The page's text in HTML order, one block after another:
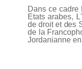
Dans ce
Etats arabes,
de droit et des
de la
Jordanianne